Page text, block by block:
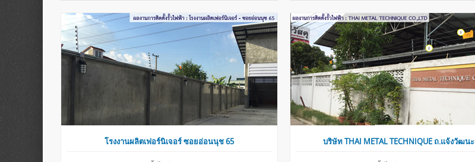
โรงงานผลิตเฟอร์นิเจอร์ ซอยอ่อนนุช 65 บริษัท THAI METAL TECHNIQUE ถ.แจ้งวัฒนะ